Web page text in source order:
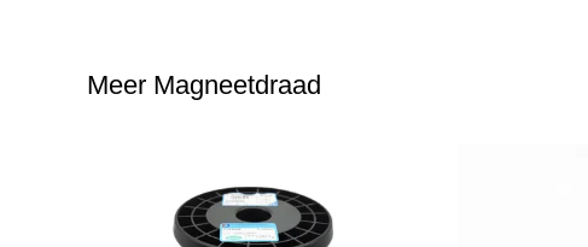
Meer Magneetdraad